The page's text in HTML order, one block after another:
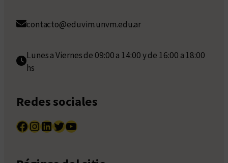
contacto@eduvim.unvm.edu.ar
Lunes a Viernes de 09:00 a 14:00 y de 16:00 a 18:00
hs
Redes sociales
Facebook InstagramLinkedIn Twitter YouTube